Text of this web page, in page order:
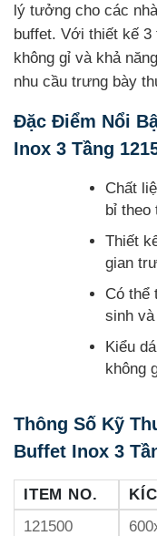
lý tưởng cho các
buffet. Với thiết kế 3
không gỉ và khả
nhu cầu trưng bày
Đặc Điểm Nổi
Inox 3 Tầng
Chất
bỉ theo
Thiết
gian
Có thể
sinh
Kiểu
không
Thông Số Kỹ
Buffet Inox 3
ITEM NO.
121500